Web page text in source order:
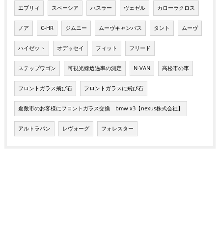
エブリィ スペーシア ハスラー ヴェゼル カローラクロス
ノア C-HR ジムニー ムーヴキャンバス タント ムーヴ
ハイゼット オデッセイ フィット フリード
ステップワゴン 可視光線透過率の測定 N-VAN 高松市の車
フロントガラス飛び石 フロントガラスに飛び石
倉敷市のお客様にフロントガラス交換 bmw x3【nexus株式会社】
アルトラパン レヴォーグ フォレスター